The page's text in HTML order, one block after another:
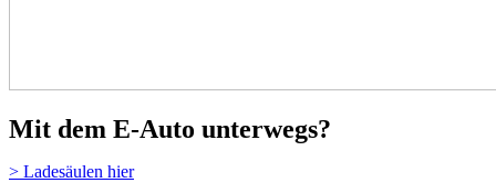
Mit dem E-Auto unterwegs?
> Ladesäulen hier